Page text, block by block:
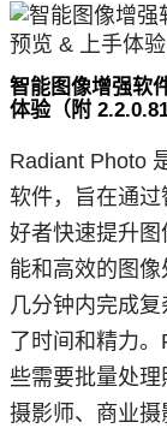
智能图像增强软
体验（附
Radiant Photo
软件，旨在通
好者快速提升
能和高效的图
几分钟内完成
了时间和精力
些需要批量处
摄影师、商业